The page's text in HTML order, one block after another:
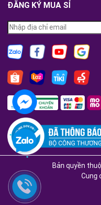
ĐĂNG KÝ MUA SỈ
Bản quyền
Cung